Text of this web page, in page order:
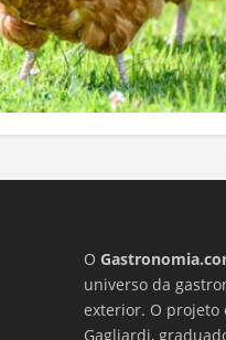
O
universo da
exterior. O projeto
Gagliardi,